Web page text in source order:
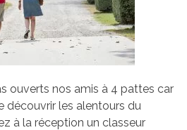
ouverts nos amis à 4 pattes car
découvrir les alentours du
à la réception un classeur